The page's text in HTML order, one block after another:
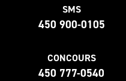
SMS
450 900-0105
CONCOURS
450 777-0540